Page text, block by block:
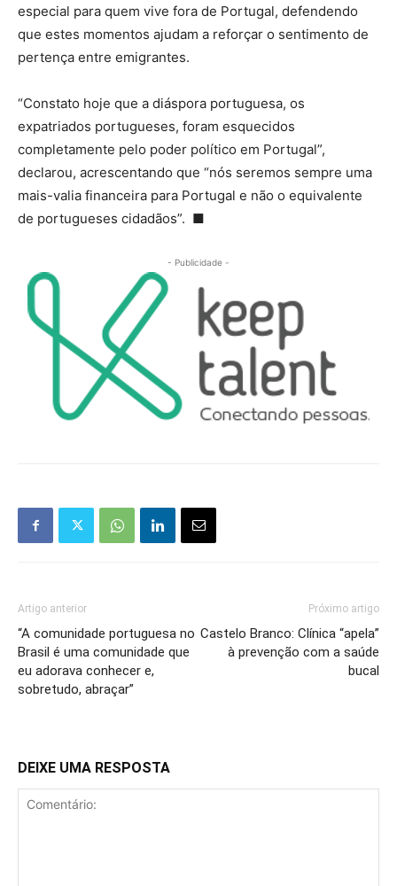
especial para quem vive fora de Portugal, defendendo
que estes momentos ajudam a reforçar o sentimento de
pertença entre emigrantes.
“Constato hoje que a diáspora portuguesa, os
expatriados portugueses, foram esquecidos
completamente pelo poder político em Portugal”,
declarou, acrescentando que “nós seremos sempre uma
mais-valia financeira para Portugal e não o equivalente
de portugueses cidadãos”. ■
- Publicidade -
Artigo anterior
“A comunidade portuguesa no
Brasil é uma comunidade que
eu adorava conhecer e,
sobretudo, abraçar”
Próximo artigo
Castelo Branco: Clínica “apela”
à prevenção com a saúde
bucal
DEIXE UMA RESPOSTA